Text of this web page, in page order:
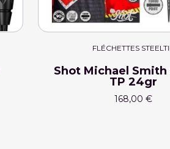
FLÉCHETTES
Shot Michael Smith
TP 24gr
168,00 €